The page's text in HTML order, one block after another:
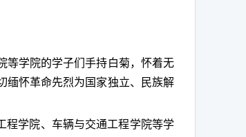
等学院的学子们手持白菊，怀着无
缅怀革命先烈为国家独立、民族解
学院、车辆与交通工程学院等学